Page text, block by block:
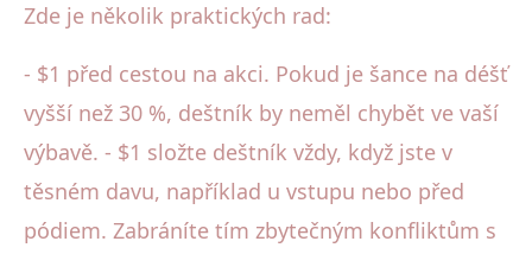
Zde je několik praktických rad:
- $1 před cestou na akci. Pokud je šance na déšť
vyšší než 30 %, deštník by neměl chybět ve vaší
výbavě. - $1 složte deštník vždy, když jste v
těsném davu, například u vstupu nebo před
pódiem. Zabráníte tím zbytečným konfliktům s